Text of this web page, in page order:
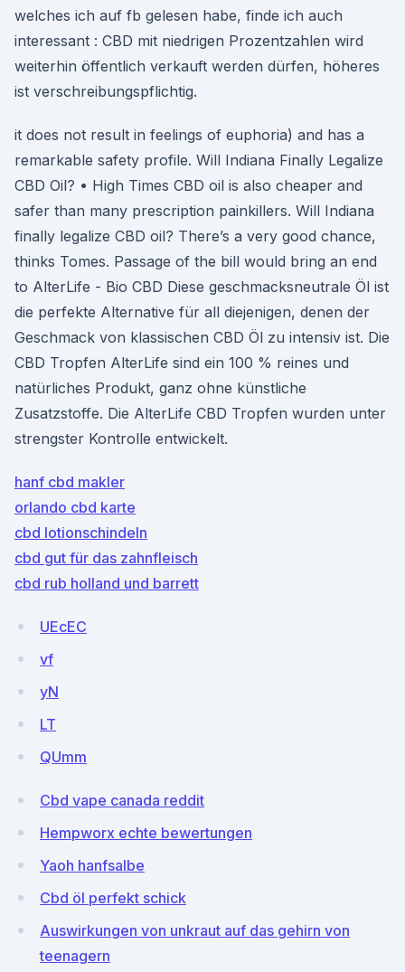
welches ich auf fb gelesen habe, finde ich auch
interessant : CBD mit niedrigen Prozentzahlen wird
weiterhin öffentlich verkauft werden dürfen, höheres
ist verschreibungspflichtig.
it does not result in feelings of euphoria) and has a
remarkable safety profile. Will Indiana Finally Legalize
CBD Oil? • High Times CBD oil is also cheaper and
safer than many prescription painkillers. Will Indiana
finally legalize CBD oil? There’s a very good chance,
thinks Tomes. Passage of the bill would bring an end
to AlterLife - Bio CBD Diese geschmacksneutrale Öl ist
die perfekte Alternative für all diejenigen, denen der
Geschmack von klassischen CBD Öl zu intensiv ist. Die
CBD Tropfen AlterLife sind ein 100 % reines und
natürliches Produkt, ganz ohne künstliche
Zusatzstoffe. Die AlterLife CBD Tropfen wurden unter
strengster Kontrolle entwickelt.
hanf cbd makler
orlando cbd karte
cbd lotionschindeln
cbd gut für das zahnfleisch
cbd rub holland und barrett
UEcEC
vf
yN
LT
QUmm
Cbd vape canada reddit
Hempworx echte bewertungen
Yaoh hanfsalbe
Cbd öl perfekt schick
Auswirkungen von unkraut auf das gehirn von
teenagern